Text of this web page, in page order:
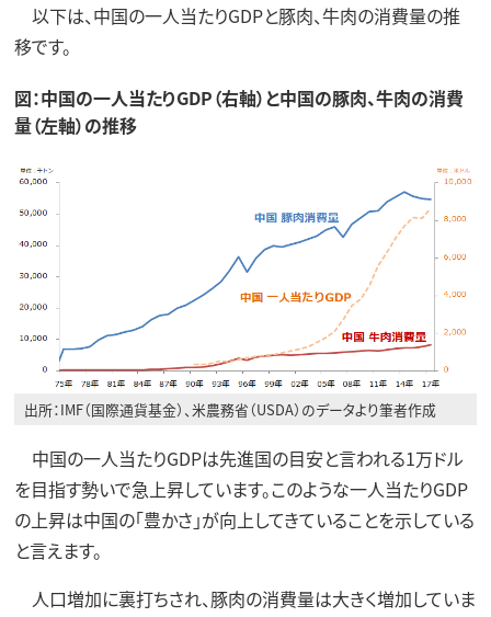
以下は、中国の一人当たりGDPと豚肉、牛肉の消費量の推
移です。
図：中国の一人当たりGDP（右軸）と中国の豚肉、牛肉の消費
量（左軸）の推移
出所：IMF（国際通貨基金）、米農務省（USDA）のデータより筆者作成
中国の一人当たりGDPは先進国の目安と言われる1万ドル
を目指す勢いで急上昇しています。このような一人当たりGDP
の上昇は中国の「豊かさ」が向上してきていることを示している
と言えます。
人口増加に裏打ちされ、豚肉の消費量は大きく増加していま